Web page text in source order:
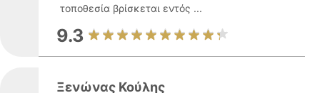
τοποθεσία βρίσκεται εντός ...
9.3
Ξενώνας Κούλης